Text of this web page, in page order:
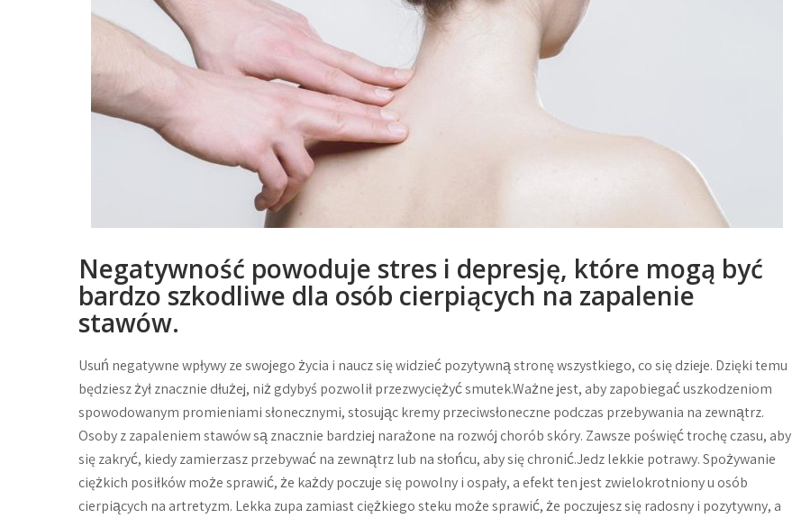
Negatywność powoduje stres i depresję, które mogą być
bardzo szkodliwe dla osób cierpiących na zapalenie
stawów.
Usuń negatywne wpływy ze swojego życia i naucz się widzieć pozytywną stronę wszystkiego, co się dzieje. Dzięki temu
będziesz żył znacznie dłużej, niż gdybyś pozwolił przezwyciężyć smutek.Ważne jest, aby zapobiegać uszkodzeniom
spowodowanym promieniami słonecznymi, stosując kremy przeciwsłoneczne podczas przebywania na zewnątrz.
Osoby z zapaleniem stawów są znacznie bardziej narażone na rozwój chorób skóry. Zawsze poświęć trochę czasu, aby
się zakryć, kiedy zamierzasz przebywać na zewnątrz lub na słońcu, aby się chronić.Jedz lekkie potrawy. Spożywanie
ciężkich posiłków może sprawić, że każdy poczuje się powolny i ospały, a efekt ten jest zwielokrotniony u osób
cierpiących na artretyzm. Lekka zupa zamiast ciężkiego steku może sprawić, że poczujesz się radosny i pozytywny, a